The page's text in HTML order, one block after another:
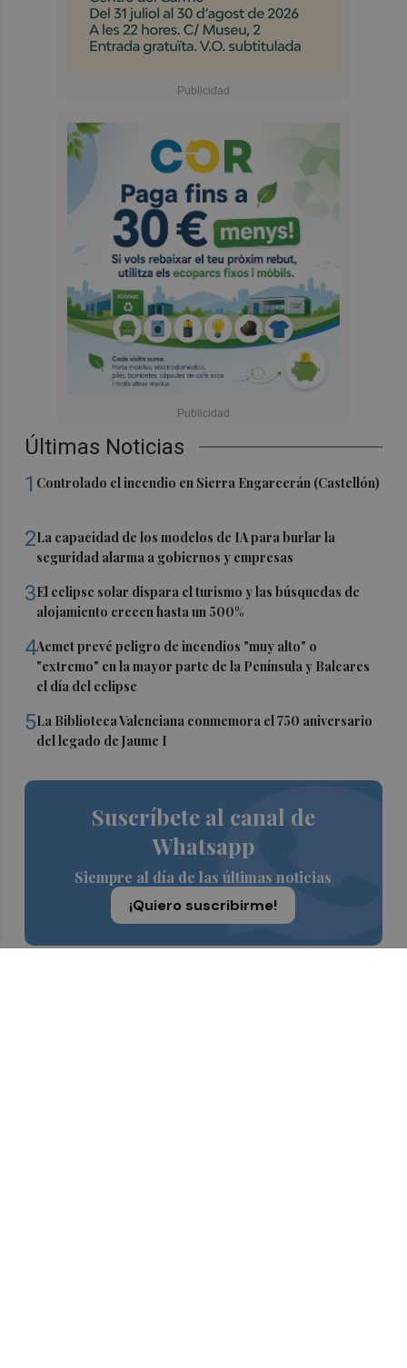
Últimas Noticias
1 Controlado el incendio en Sierra Engarcerán (Castellón)
2La capacidad de los modelos de IA para burlar la
seguridad alarma a gobiernos y empresas
3El eclipse solar dispara el turismo y las búsquedas de
alojamiento crecen hasta un 500%
4Aemet prevé peligro de incendios "muy alto" o
"extremo" en la mayor parte de la Península y Baleares
el día del eclipse
5La Biblioteca Valenciana conmemora el 750 aniversario
del legado de Jaume I
Suscríbete al canal de
Whatsapp
Siempre al día de las últimas noticias
¡Quiero suscribirme!